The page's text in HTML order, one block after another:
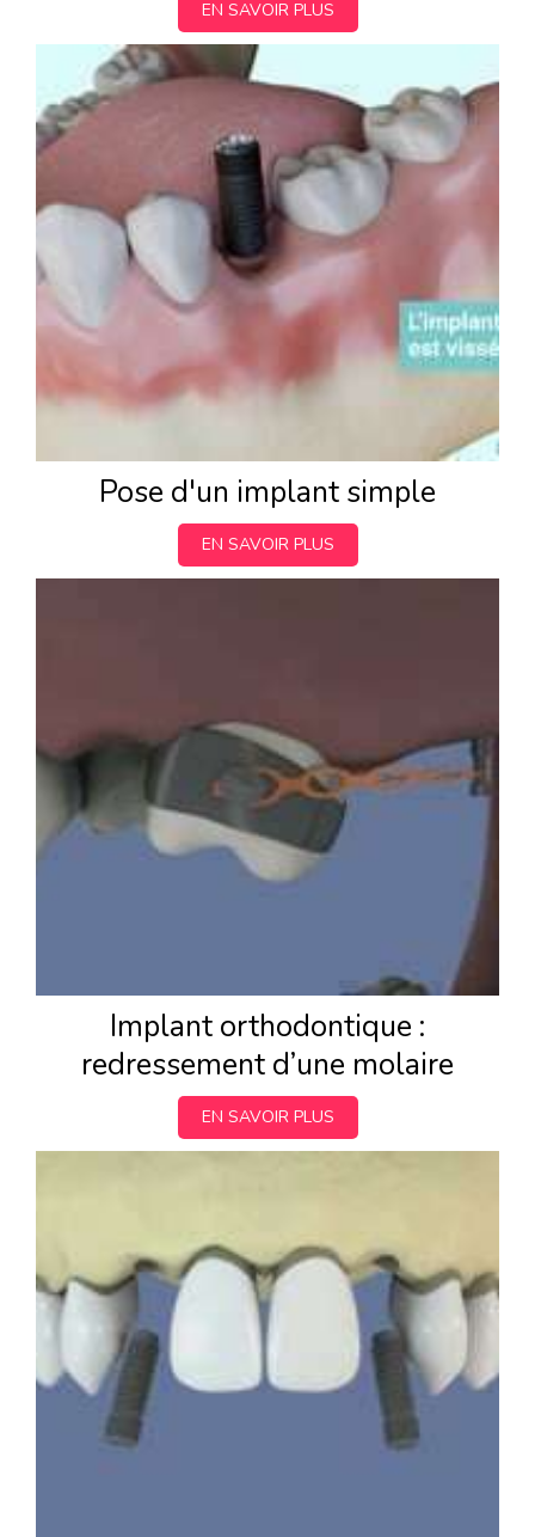
EN SAVOIR PLUS
Pose d'un implant simple
EN SAVOIR PLUS
Implant orthodontique :
redressement d’une molaire
EN SAVOIR PLUS